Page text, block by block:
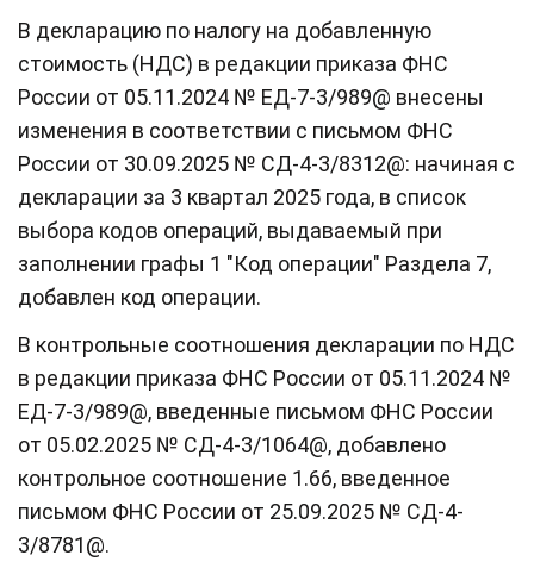
В декларацию по налогу на добавленную
стоимость (НДС) в редакции приказа ФНС
России от 05.11.2024 № ЕД-7-3/989@ внесены
изменения в соответствии с письмом ФНС
России от 30.09.2025 № СД-4-3/8312@: начиная с
декларации за 3 квартал 2025 года, в список
выбора кодов операций, выдаваемый при
заполнении графы 1 "Код операции" Раздела 7,
добавлен код операции.
В контрольные соотношения декларации по НДС
в редакции приказа ФНС России от 05.11.2024 №
ЕД-7-3/989@, введенные письмом ФНС России
от 05.02.2025 № СД-4-3/1064@, добавлено
контрольное соотношение 1.66, введенное
письмом ФНС России от 25.09.2025 № СД-4-
3/8781@.